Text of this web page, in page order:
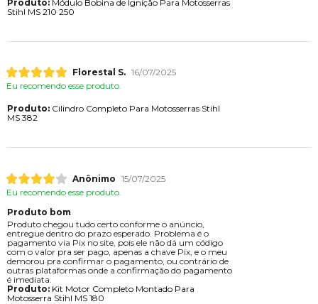
Produto:Módulo Bobina de Ignição Para Motosserras
Stihl MS 210 250
Florestal S. 16/07/2025
Eu recomendo esse produto.
Produto:Cilindro Completo Para Motosserras Stihl
MS 382
Anônimo 15/07/2025
Eu recomendo esse produto.
Produto bom
Produto chegou tudo certo conforme o anúncio,
entregue dentro do prazo esperado. Problema é o
pagamento via Pix no site, pois ele não dá um código
com o valor pra ser pago, apenas a chave Pix, e o meu
demorou pra confirmar o pagamento, ou contrário de
outras plataformas onde a confirmação do pagamento
é imediata.
Produto:Kit Motor Completo Montado Para
Motosserra Stihl MS 180